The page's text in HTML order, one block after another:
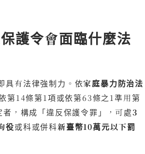
護令會面臨什麼法
具有法律強制力。依家庭暴力防治法
第14條第1項或依第63條之1準用第
，構成「違反保護令罪」，可處3
役或科或併科新臺幣10萬元以下罰